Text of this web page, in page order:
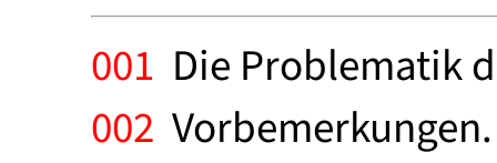
001 Die Problematik
002